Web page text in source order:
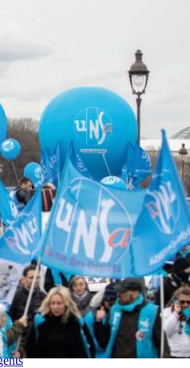
pour une Intelligence Artificielle au